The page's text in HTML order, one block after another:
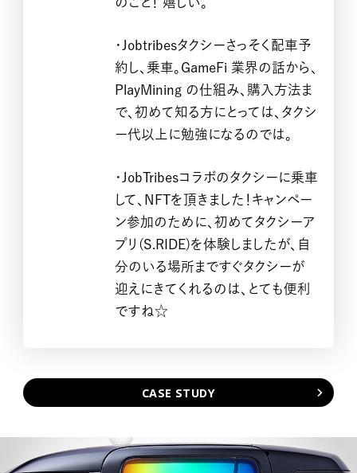
PRIVACY POLICY
・Jobtribesタクシーさっそく配車予
約し、乗車。GameFi‌ 業界の話から、
PlayMining の仕組み、購入方法ま
で、初めて知る方にとっては、タクシ
ー代以上に勉強になるのでは。
・JobTribesコラボのタクシーに乗車
して、NFTを頂きました！キャンペー
ン参加のために、初めてタクシーア
プリ(S.RIDE)を体験しましたが、自
分のいる場所まですぐタクシーが
迎えにきてくれるのは、とても便利
ですね☆
CASE STUDY